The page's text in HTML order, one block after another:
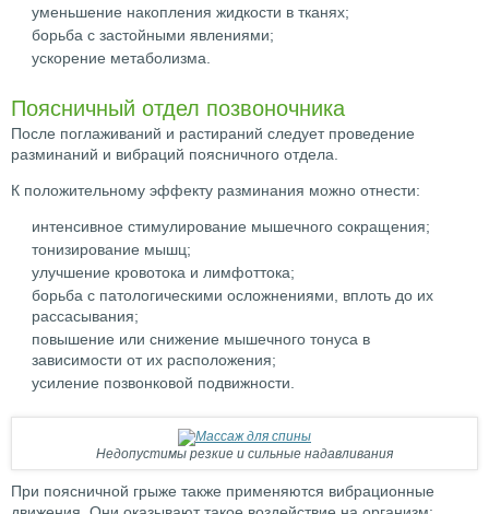
уменьшение накопления жидкости в тканях;
борьба с застойными явлениями;
ускорение метаболизма.
Поясничный отдел позвоночника
После поглаживаний и растираний следует проведение
разминаний и вибраций поясничного отдела.
К положительному эффекту разминания можно отнести:
интенсивное стимулирование мышечного сокращения;
тонизирование мышц;
улучшение кровотока и лимфоттока;
борьба с патологическими осложнениями, вплоть до их
рассасывания;
повышение или снижение мышечного тонуса в
зависимости от их расположения;
усиление позвонковой подвижности.
Недопустимы резкие и сильные надавливания
При поясничной грыже также применяются вибрационные